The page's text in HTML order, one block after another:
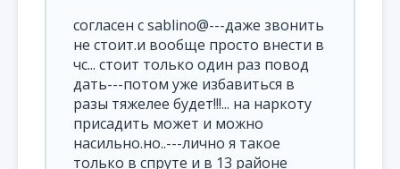
согласен с sablino@---даже звонить
не стоит.и вообще просто внести в
чс... стоит только один раз повод
дать---потом уже избавиться в
разы тяжелее будет!!!... на наркоту
присадить может и можно
насильно.но..---лично я такое
только в спруте и в 13 районе